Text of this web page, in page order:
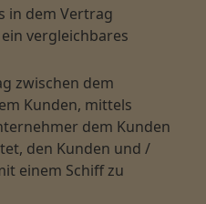
in dem Vertrag
vergleichbares
zwischen dem
Kunden, mittels
dem Kunden
den Kunden und /
einem Schiff zu